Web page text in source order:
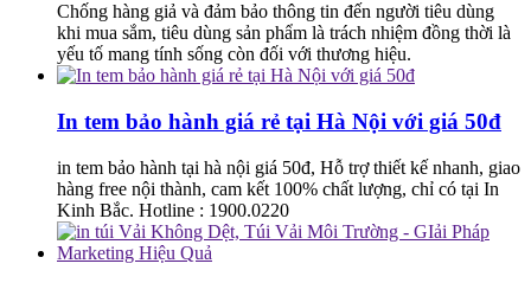
Chống hàng giả và đảm bảo thông tin đến người tiêu dùng
khi mua sắm, tiêu dùng sản phẩm là trách nhiệm đồng thời là
yếu tố mang tính sống còn đối với thương hiệu.
In tem bảo hành giá rẻ tại Hà Nội với giá 50đ
in tem bảo hành tại hà nội giá 50đ, Hỗ trợ thiết kế nhanh, giao
hàng free nội thành, cam kết 100% chất lượng, chỉ có tại In
Kinh Bắc. Hotline : 1900.0220